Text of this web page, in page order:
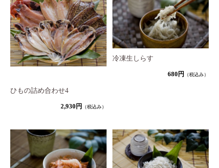
ひもの詰め合わせ4
2,930円 （税込み）
冷凍生しらす
680円 （税込み）